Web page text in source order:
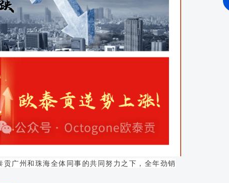
广州和珠海全体同事的共同努力之下，全年劲销